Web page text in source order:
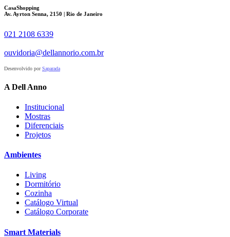
CasaShopping
Av. Ayrton Senna, 2150 | Rio de Janeiro
021 2108 6339
ouvidoria@dellannorio.com.br
Desenvolvido porSaparada
A Dell Anno
Institucional
Mostras
Diferenciais
Projetos
Ambientes
Living
Dormitório
Cozinha
Catálogo Virtual
Catálogo Corporate
Smart Materials